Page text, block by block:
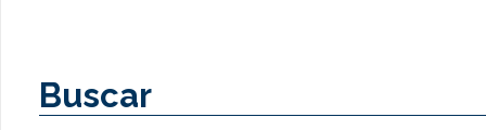
Buscar